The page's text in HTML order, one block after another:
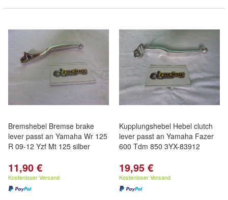
Bremshebel Bremse brake
lever passt an Yamaha Wr 125
R 09-12 Yzf Mt 125 silber
11,90 €
Kostenloser Versand
Kupplungshebel Hebel clutch
lever passt an Yamaha Fazer
600 Tdm 850 3YX-83912
19,95 €
Kostenloser Versand